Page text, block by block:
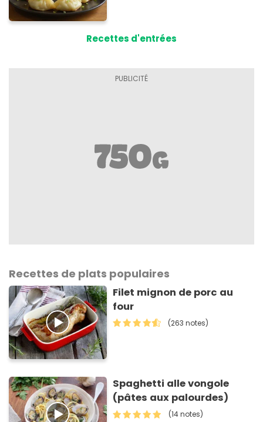
Recettes d'entrées
Recettes de plats populaires
Filet mignon de porc au
four
(263 notes)
Spaghetti alle vongole
(pâtes aux palourdes)
(14 notes)